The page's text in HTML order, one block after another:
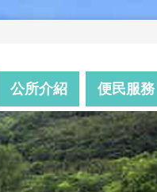
公所介紹 便民服務